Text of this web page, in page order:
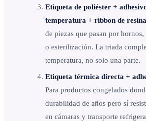
Etiqueta de poliéster +
temperatura + ribbon de
de piezas que pasan por
o esterilización. La triada
temperatura, no solo una parte.
Etiqueta térmica directa +
Para productos congelados
durabilidad de años pero sí
en cámaras y transporte